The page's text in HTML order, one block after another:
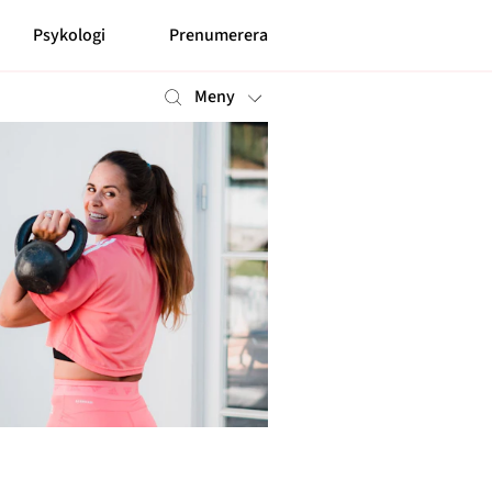
Psykologi Prenumerera
Mer
Prenumerera
Nyhetsbrev
Kontakt
Shop
Om cookies
Hantera preferenser
Integritetspolicy
Alla ämnen
Meny